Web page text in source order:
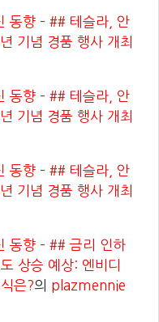
동향 – ## 테슬라, 안
기념 경품 행사 개최
동향 – ## 테슬라, 안
기념 경품 행사 개최
동향 – ## 테슬라, 안
기념 경품 행사 개최
동향 – ## 금리 인하
상승 예상: 엔비디
은?의 plazmennie